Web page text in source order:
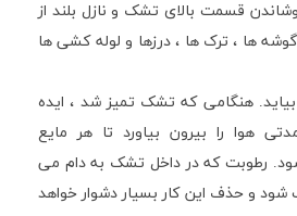
قسمت بالای تشک و نازل بلند از
ها ، ترک ها ، درزها و لوله کشی ها
.هنگامی که تشک تمیز شد ، ایده
هوا را بیرون بیاورد تا هر مایع
. رطوبت که در داخل تشک به دام می
شود و حذف این کار بسیار دشوار خواهد